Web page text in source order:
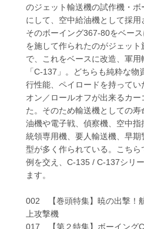
のジェット輸送機の試作機・
にして、空中給油機として採用
そのボーイング367-80をベー
を施して作られたのがジェッ
で、これをベースに改造、軍
「C-137」。どちらも純粋な
行性能、ペイロードを持って
オン／ロールオフが出来るカ
た。そのため輸送機としての
油機や電子戦、偵察機、空中
統領専用機、要人輸送機、早
型が多く作られている。こち
例を交え、C-135 / C-137シリ
ます。
002 【巻頭特集】暁の出撃！
上攻撃機
017 【第２特集】ボーイング